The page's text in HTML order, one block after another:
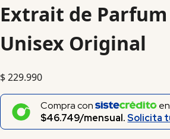
Extrait de Parfum
Unisex Original
$229.990
Compra con en
$46.749/mensual.Solicita